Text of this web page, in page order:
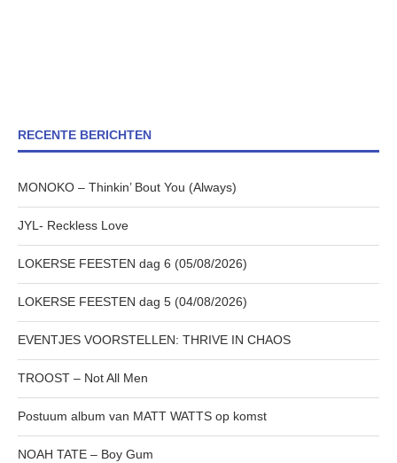
RECENTE BERICHTEN
MONOKO – Thinkin’ Bout You (Always)
JYL- Reckless Love
LOKERSE FEESTEN dag 6 (05/08/2026)
LOKERSE FEESTEN dag 5 (04/08/2026)
EVENTJES VOORSTELLEN: THRIVE IN CHAOS
TROOST – Not All Men
Postuum album van MATT WATTS op komst
NOAH TATE – Boy Gum